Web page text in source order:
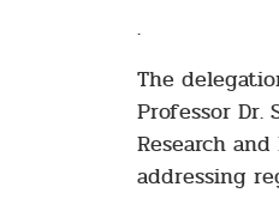
.
The
Professor Dr.
Research
addressing